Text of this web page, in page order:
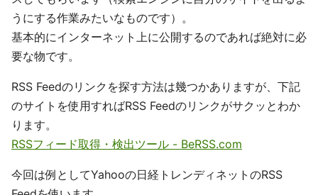
うにする作業みたいなものです）。
基本的にインターネット上に公開するのであれば絶対に必
要な物です。
RSS Feedのリンクを探す方法は幾つかありますが、下記
のサイトを使用すればRSS Feedのリンクがサクッとわか
ります。
RSSフィード取得・検出ツール - BeRSS.com
今回は例としてYahooの日経トレンディネットのRSS